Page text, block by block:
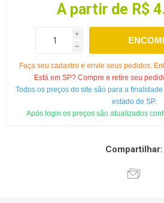
A partir de R$
i
h
Faça seu cadastro e envie seus pedidos.
Está em SP? Compre e retire seu
Todos os preços do site são para a
estado de SP.
Após login os preços são atualizados
Compartilhar: